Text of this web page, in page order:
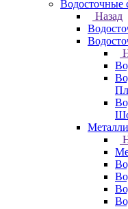
Водосточные
Назад